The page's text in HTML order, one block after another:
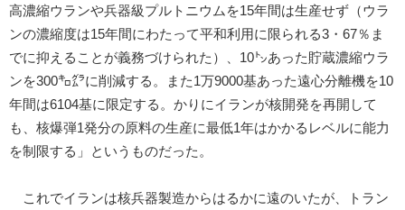
高濃縮ウランや兵器級プルトニウムを15年間は生産せず（ウラ
ンの濃縮度は15年間にわたって平和利用に限られる3・67％ま
でに抑えることが義務づけられた）、10㌧あった貯蔵濃縮ウラ
ンを300㌔㌘に削減する。また1万9000基あった遠心分離機を10
年間は6104基に限定する。かりにイランが核開発を再開して
も、核爆弾1発分の原料の生産に最低1年はかかるレベルに能力
を制限する」というものだった。
これでイランは核兵器製造からはるかに遠のいたが、トラン